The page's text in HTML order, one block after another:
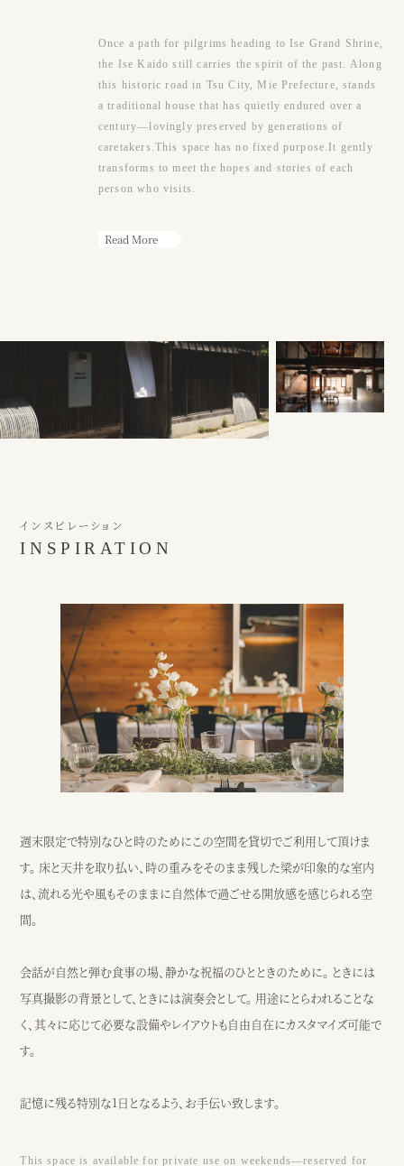
（カフェ）月〜土・祝日 ： 9：00〜17：00
※日曜または17時以降、ウェディング貸切
Once a path for pilgrims heading to Ise Grand Shrine,
the Ise Kaido still carries the spirit of the past. Along
this historic road in Tsu City, Mie Prefecture, stands
a traditional house that has quietly endured over a
century—lovingly preserved by generations of
caretakers.This space has no fixed purpose.It gently
transforms to meet the hopes and stories of each
person who visits.
Read More
インスピレーション
INSPIRATION
週末限定で特別なひと時のためにこの空間を貸切でご利用して頂けま
す。 床と天井を取り払い、時の重みをそのまま残した梁が印象的な室内
は、流れる光や風もそのままに自然体で過ごせる開放感を感じられる空
間。
会話が自然と弾む食事の場、静かな祝福のひとときのために。 ときには
写真撮影の背景として、ときには演奏会として。 用途にとらわれることな
く、其々に応じて必要な設備やレイアウトも自由自在にカスタマイズ可能で
す。
記憶に残る特別な1日となるよう、お手伝い致します。
This space is available for private use on weekends—reserved for